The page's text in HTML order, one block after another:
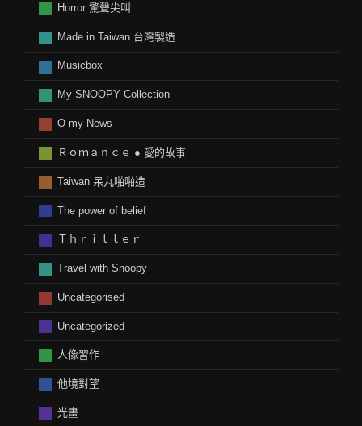
Horror 驚聲尖叫
Made in Taiwan 台灣製造
Musicbox
My SNOOPY Collection
O my News
Ｒｏｍａｎｃｅ ● 愛的故事
Taiwan 呆丸啪啪造
The power of belief
Ｔｈｒｉｌｌｅｒ
Travel with Snoopy
Uncategorised
Uncategorized
人像習作
他境對望
光畫